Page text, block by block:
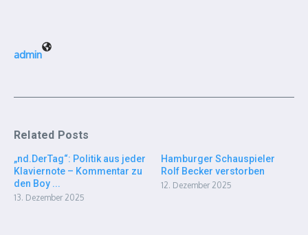
admin
Related Posts
„nd.DerTag“: Politik aus jeder
Klaviernote – Kommentar zu
den Boy ...
13. Dezember 2025
Hamburger Schauspieler
Rolf Becker verstorben
12. Dezember 2025